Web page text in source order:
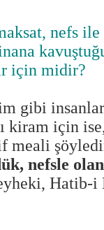
nefs ile
için midir?
gibi
kiram için
meali
nefsle
Hatib-i